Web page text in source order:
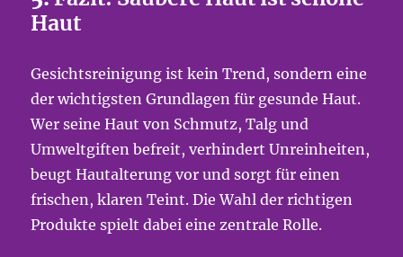
Haut
Gesichtsreinigung ist kein Trend, sondern eine
der wichtigsten Grundlagen für gesunde Haut.
Wer seine Haut von Schmutz, Talg und
Umweltgiften befreit, verhindert Unreinheiten,
beugt Hautalterung vor und sorgt für einen
frischen, klaren Teint. Die Wahl der richtigen
Produkte spielt dabei eine zentrale Rolle.